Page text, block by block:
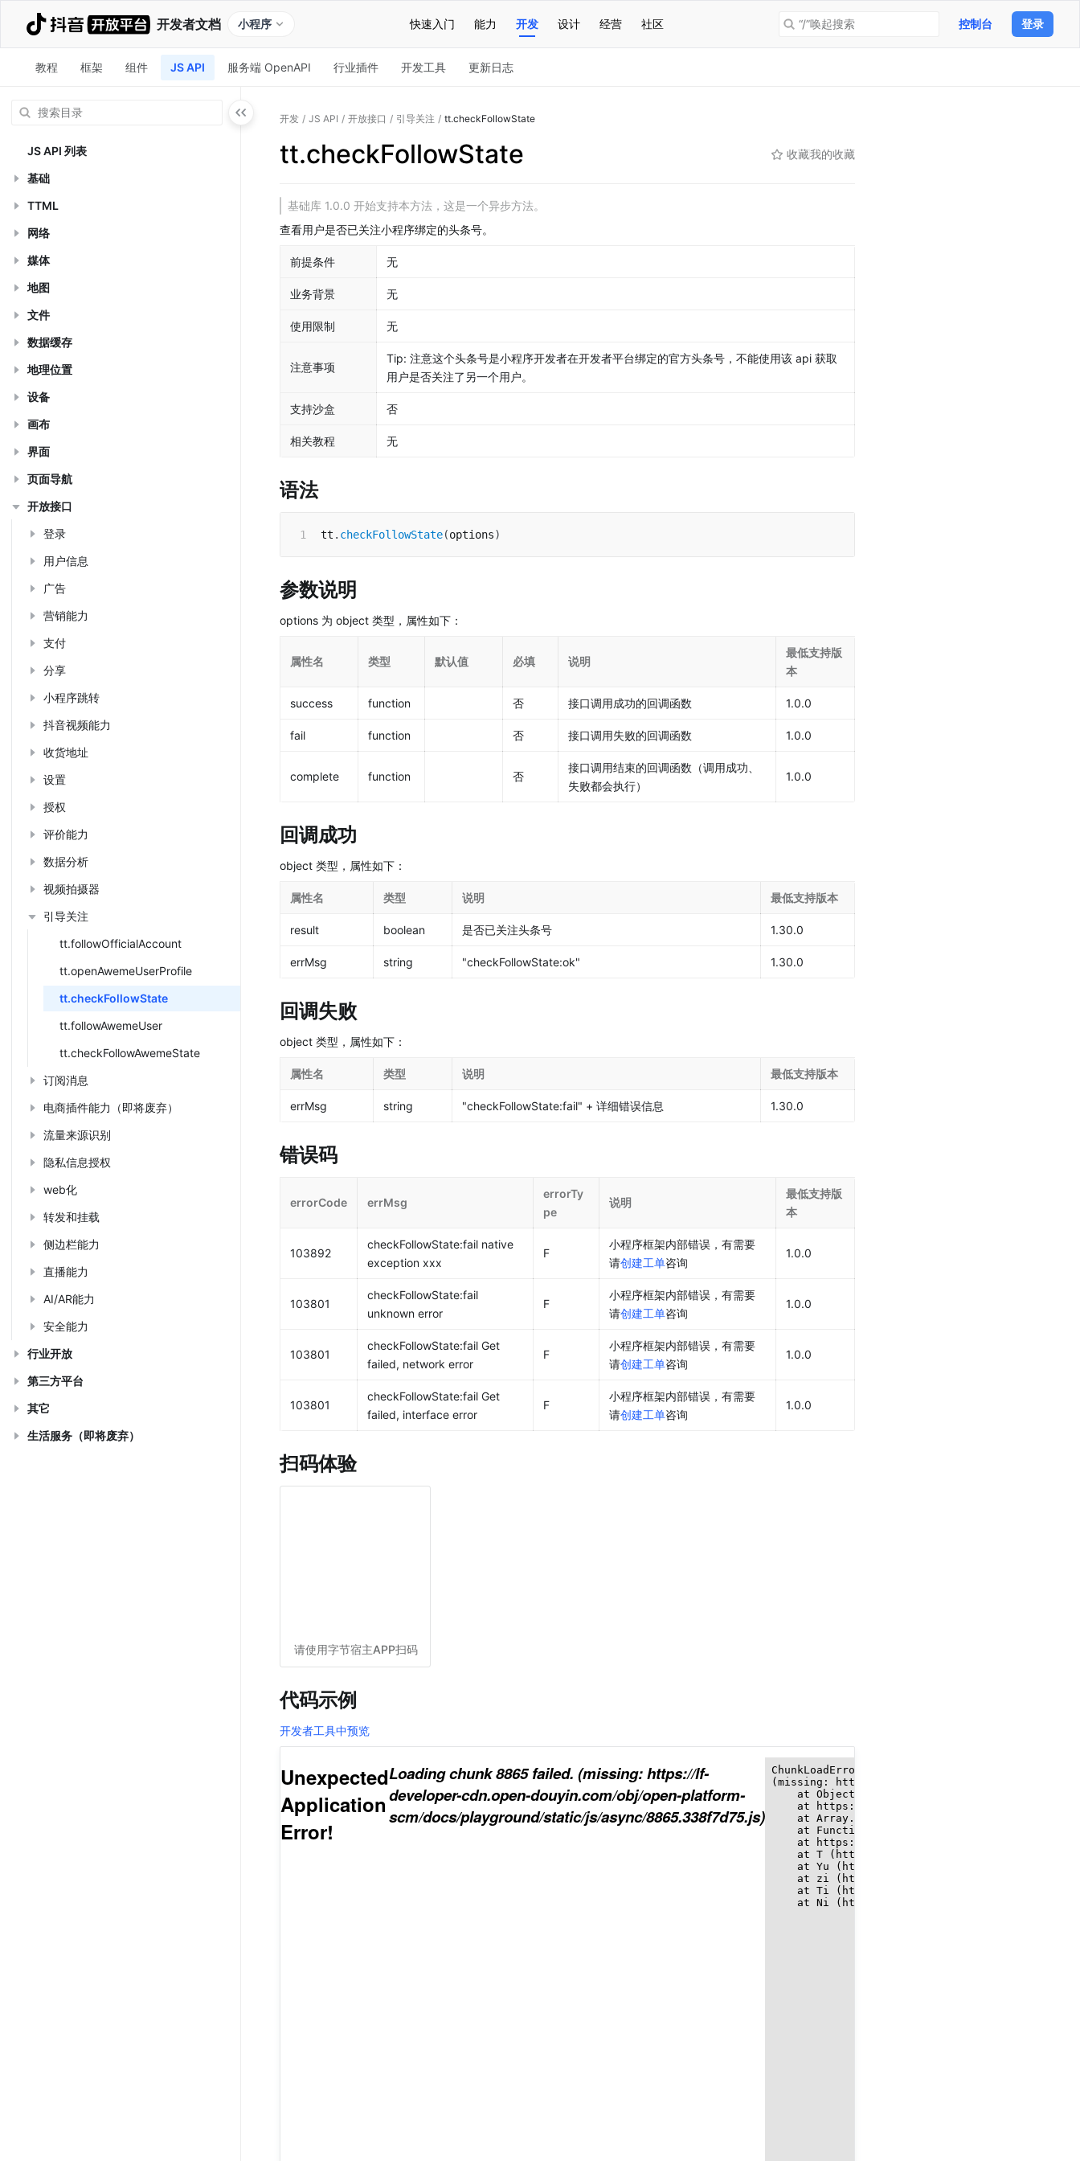
开发者文档 小程序 快速入门 能力 开发 设计 经营 社区 “/”唤起搜索 控制台 登录
教程 框架 组件 JS API 服务端 OpenAPI 行业插件 开发工具 更新日志
JS API 列表
基础
TTML
网络
媒体
地图
文件
数据缓存
地理位置
设备
画布
界面
页面导航
开放接口
登录
用户信息
广告
营销能力
支付
分享
小程序跳转
抖音视频能力
收货地址
设置
授权
评价能力
数据分析
视频拍摄器
引导关注
tt.followOfficialAccount
tt.openAwemeUserProfile
tt.checkFollowState
tt.followAwemeUser
tt.checkFollowAwemeState
订阅消息
电商插件能力（即将废弃）
流量来源识别
隐私信息授权
web化
转发和挂载
侧边栏能力
直播能力
AI/AR能力
安全能力
行业开放
第三方平台
其它
生活服务（即将废弃）
开发 / JS API / 开放接口 / 引导关注 / tt.checkFollowState
tt.checkFollowState 收藏我的收藏
基础库 1.0.0 开始支持本方法，这是一个异步方法。
查看用户是否已关注小程序绑定的头条号。
前提条件 无
业务背景 无
使用限制 无
注意事项
Tip: 注意这个头条号是小程序开发者在开发者平台绑定的官方头条号，不能使用该 api 获取
用户是否关注了另一个用户。
支持沙盒 否
相关教程 无
语法
tt . checkFollowState(options)
参数说明
options 为 object 类型，属性如下：
属性名 类型 默认值 必填 说明
最低支持版
本
success function 否 接口调用成功的回调函数 1.0.0
fail function 否 接口调用失败的回调函数 1.0.0
complete function 否
接口调用结束的回调函数（调用成功、
失败都会执行）
1.0.0
回调成功
object 类型，属性如下：
属性名 类型 说明 最低支持版本
result boolean 是否已关注头条号 1.30.0
errMsg string "checkFollowState:ok" 1.30.0
回调失败
object 类型，属性如下：
属性名 类型 说明 最低支持版本
errMsg string "checkFollowState:fail" + 详细错误信息 1.30.0
错误码
errorCode errMsg
errorTy
pe
说明
最低支持版
本
103892
checkFollowState:fail native
exception xxx
F
小程序框架内部错误，有需要
请创建工单咨询
1.0.0
103801
checkFollowState:fail
unknown error
F
小程序框架内部错误，有需要
请创建工单咨询
1.0.0
103801
checkFollowState:fail Get
failed, network error
F
小程序框架内部错误，有需要
请创建工单咨询
1.0.0
103801
checkFollowState:fail Get
failed, interface error
F
小程序框架内部错误，有需要
请创建工单咨询
1.0.0
扫码体验
请使用字节宿主APP扫码
代码示例
开发者工具中预览